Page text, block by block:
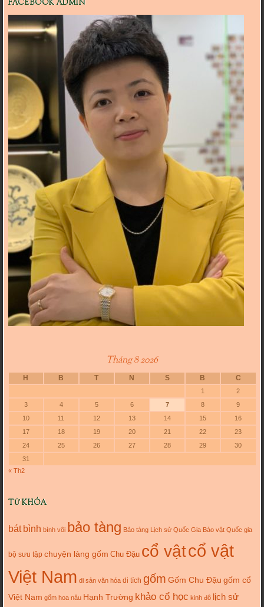
FACEBOOK ADMIN
Tháng 8 2026
H B T N S B C
1
2
3
4 5 6 7 8
9
10
11 12 13 14 15
16
17
18 19 20 21 22
23
24
25 26 27 28 29
30
31
« Th2
TỪ KHÓA
bát bình bình vôi bảo tàng Bảo tàng Lịch sử Quốc Gia Bảo vật Quốc gia
bộ sưu tập chuyện làng gốm Chu Đậu cổ vậtcổ vật
Việt Nam di sản văn hóa di tích gốm Gốm Chu Đậu gốm cổ
Việt Nam gốm hoa nâu Hạnh Trường khảo cổ học kinh đô lịch sử